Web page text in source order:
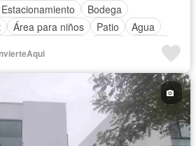
Estacionamiento
Bodega
Área para niños Patio
Agua
Piscina
tenis